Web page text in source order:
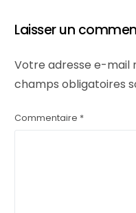
Laisser un
Votre adresse e-mail
champs obligatoires
Commentaire *